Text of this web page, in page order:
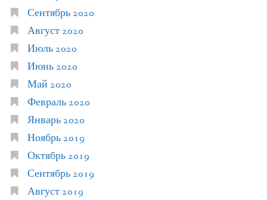
Сентябрь 2020
Август 2020
Июль 2020
Июнь 2020
Май 2020
Февраль 2020
Январь 2020
Ноябрь 2019
Октябрь 2019
Сентябрь 2019
Август 2019